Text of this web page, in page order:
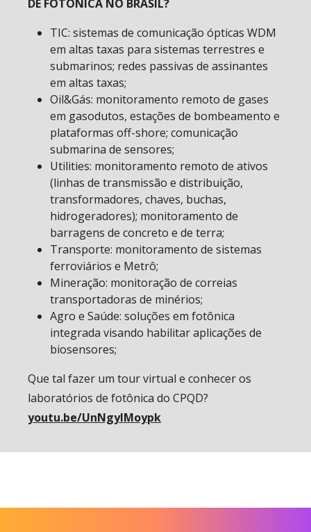
DE FOTÔNICA NO BRASIL?
TIC: sistemas de comunicação ópticas WDM
em altas taxas para sistemas terrestres e
submarinos; redes passivas de assinantes
em altas taxas;
Oil&Gás: monitoramento remoto de gases
em gasodutos, estações de bombeamento e
plataformas off-shore; comunicação
submarina de sensores;
Utilities: monitoramento remoto de ativos
(linhas de transmissão e distribuição,
transformadores, chaves, buchas,
hidrogeradores); monitoramento de
barragens de concreto e de terra;
Transporte: monitoramento de sistemas
ferroviários e Metrô;
Mineração: monitoração de correias
transportadoras de minérios;
Agro e Saúde: soluções em fotônica
integrada visando habilitar aplicações de
biosensores;
Que tal fazer um tour virtual e conhecer os
laboratórios de fotônica do CPQD?
youtu.be/UnNgyIMoypk